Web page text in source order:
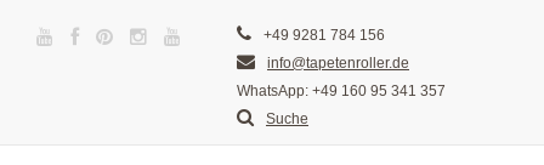
+49 9281 784 156
info@tapetenroller.de
WhatsApp: +49 160 95 341 357
Suche